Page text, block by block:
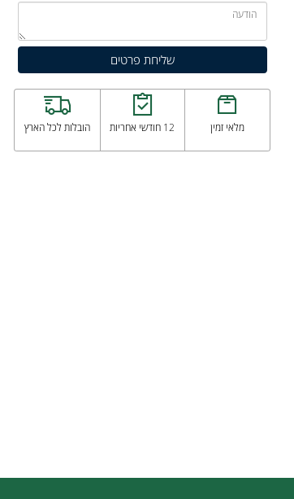
מלאי זמין 12 חודשי אחריות הובלות לכל הארץ